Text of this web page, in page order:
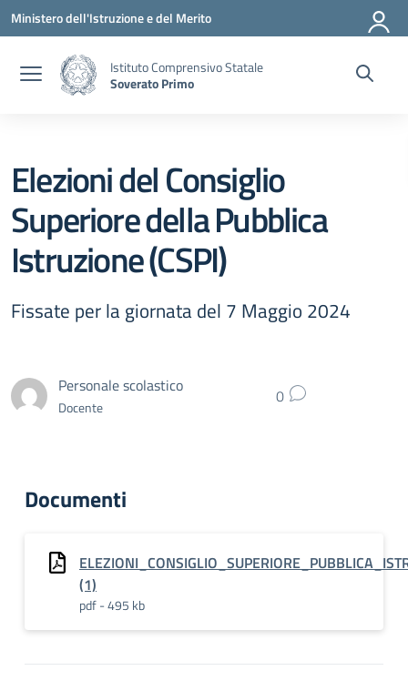
Vai ai contenuti
Vai al menu di navigazione
Vai al footer
Ministero dell'Istruzione e del Merito
Istituto Comprensivo Statale
Soverato Primo
Elezioni del Consiglio
Superiore della Pubblica
Istruzione (CSPI)
Fissate per la giornata del 7 Maggio 2024
Personale scolastico
Docente 0
Documenti
(1)
pdf - 495 kb